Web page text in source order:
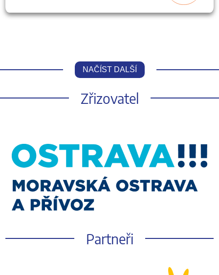
NAČÍST DALŠÍ
Zřizovatel
Partneři